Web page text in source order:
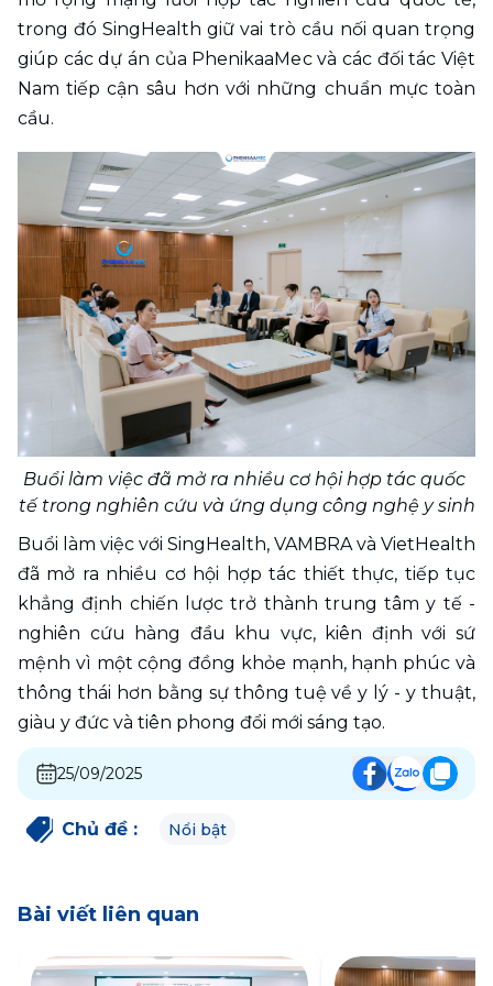
trong đó SingHealth giữ vai trò cầu nối quan trọng
giúp các dự án của PhenikaaMec và các đối tác Việt
Nam tiếp cận sâu hơn với những chuẩn mực toàn
cầu.
Buổi làm việc đã mở ra nhiều cơ hội hợp tác quốc
tế trong nghiên cứu và ứng dụng công nghệ y sinh
Buổi làm việc với SingHealth, VAMBRA và VietHealth
đã mở ra nhiều cơ hội hợp tác thiết thực, tiếp tục
khẳng định chiến lược trở thành trung tâm y tế -
nghiên cứu hàng đầu khu vực, kiên định với sứ
mệnh vì một cộng đồng khỏe mạnh, hạnh phúc và
thông thái hơn bằng sự thông tuệ về y lý - y thuật,
giàu y đức và tiên phong đổi mới sáng tạo.
25/09/2025
Chủ đề : Nổi bật
Bài viết liên quan